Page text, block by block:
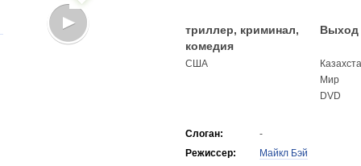
триллер, криминал,
комедия
Выход
США
Мир
DVD
Слоган:
-
Режиссер:
Майкл Бэй